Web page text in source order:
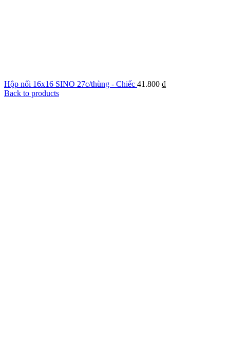
Hộp nối 16x16 SINO 27c/thùng - Chiếc 41.800 ₫
Back to products